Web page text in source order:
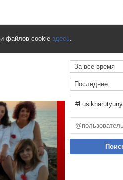
файлов cookie здесь.
За все время
Последнее